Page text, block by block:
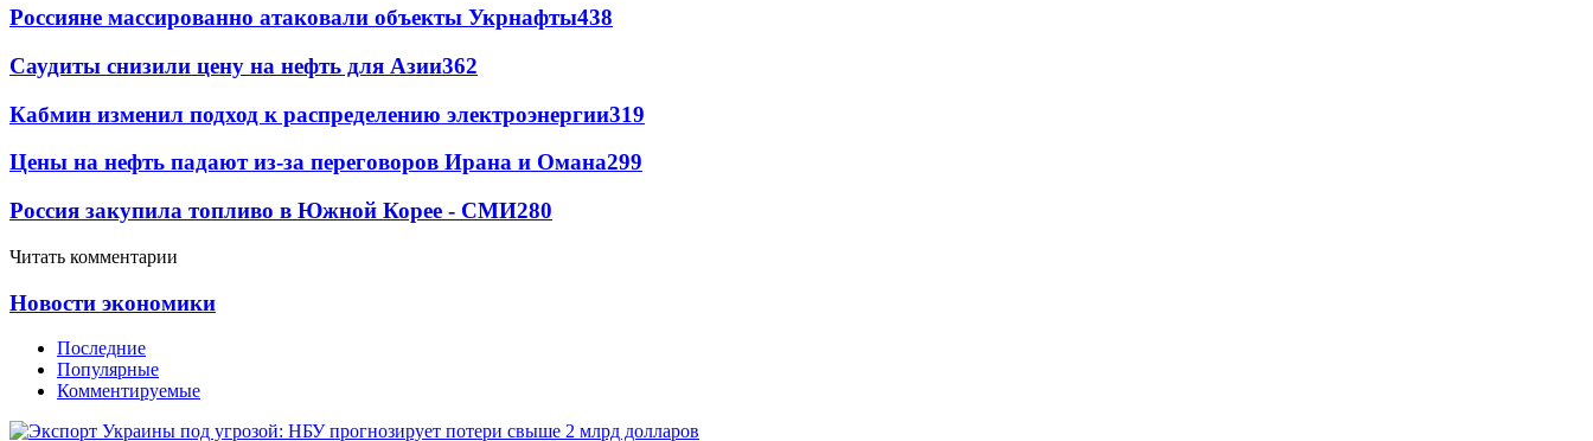
Россияне массированно атаковали объекты Укрнафты438
Саудиты снизили цену на нефть для Азии362
Кабмин изменил подход к распределению электроэнергии319
Цены на нефть падают из-за переговоров Ирана и Омана299
Россия закупила топливо в Южной Корее - СМИ280
Читать комментарии
Новости экономики
Последние
Популярные
Комментируемые